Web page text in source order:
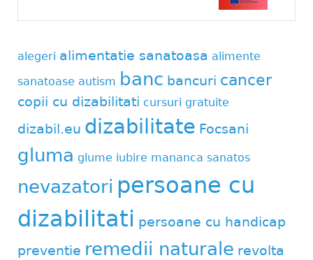
alegeri alimentatie sanatoasa alimente
sanatoase autism banc bancuri cancer
copii cu dizabilitati cursuri gratuite
dizabil.eu dizabilitate Focsani
gluma glume iubire mananca sanatos
nevazatori persoane cu
dizabilitati persoane cu handicap
preventie remedii naturale revolta